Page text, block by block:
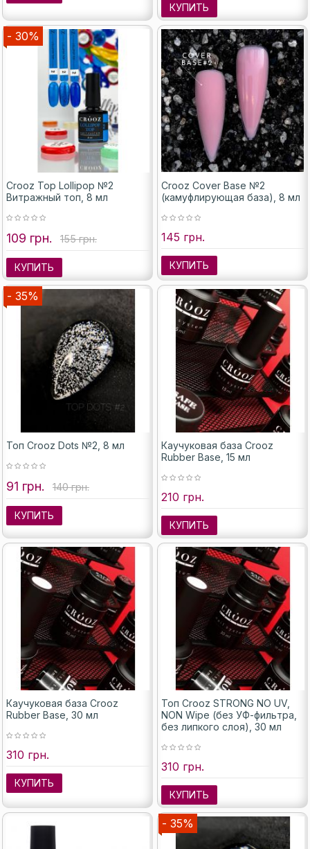
КУПИТЬ
- 30%
Crooz Top Lollipop №2
Витражный топ, 8 мл
109 грн. 155 грн.
КУПИТЬ
Crooz Cover Base №2
(камуфлирующая база), 8 мл
145 грн.
КУПИТЬ
- 35%
Топ Crooz Dots №2, 8 мл
91 грн. 140 грн.
КУПИТЬ
Каучуковая база Crooz
Rubber Base, 15 мл
210 грн.
КУПИТЬ
Каучуковая база Crooz
Rubber Base, 30 мл
310 грн.
КУПИТЬ
Топ Crooz STRONG NO UV,
NON Wipe (без УФ-фильтра,
без липкого слоя), 30 мл
310 грн.
КУПИТЬ
- 35%